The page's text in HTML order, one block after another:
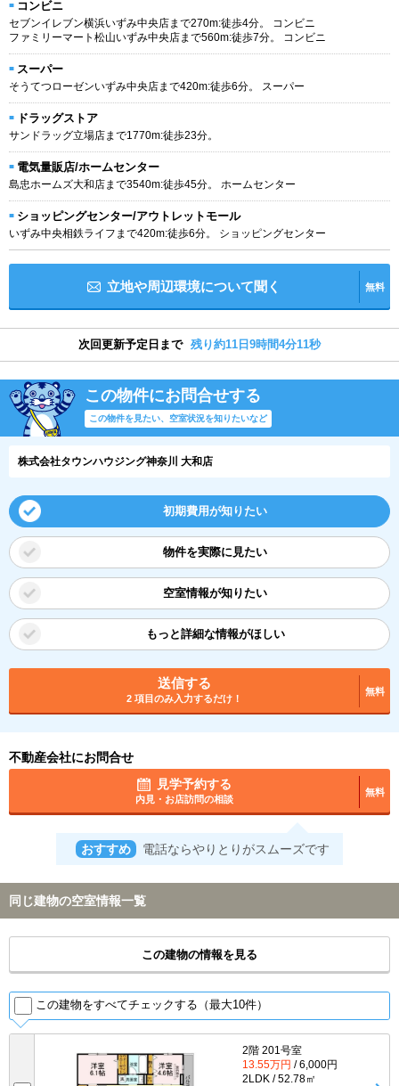
コンビニ
セブンイレブン横浜いずみ中央店まで270m:徒歩4分。 コンビニ
ファミリーマート松山いずみ中央店まで560m:徒歩7分。 コンビニ
スーパー
そうてつローゼンいずみ中央店まで420m:徒歩6分。 スーパー
ドラッグストア
サンドラッグ立場店まで1770m:徒歩23分。
電気量販店/ホームセンター
島忠ホームズ大和店まで3540m:徒歩45分。 ホームセンター
ショッピングセンター/アウトレットモール
いずみ中央相鉄ライフまで420m:徒歩6分。 ショッピングセンター
立地や周辺環境について聞く 無料
次回更新予定日まで 残り約11日9時間4分10秒
この物件にお問合せする
この物件を見たい、空室状況を知りたいなど
株式会社タウンハウジング神奈川 大和店
初期費用が知りたい
物件を実際に見たい
空室情報が知りたい
もっと詳細な情報がほしい
送信する
2 項目のみ入力するだけ！
無料
不動産会社にお問合せ
見学予約する
内見・お店訪問の相談
無料
おすすめ 電話ならやりとりがスムーズです
同じ建物の空室情報一覧
この建物の情報を見る
この建物をすべてチェックする（最大10件）
2階 201号室
13.55万円 / 6,000円
2LDK / 52.78㎡